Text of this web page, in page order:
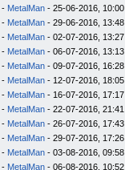
- MetalMan - 25-06-2016, 10:00
- MetalMan - 29-06-2016, 13:48
- MetalMan - 02-07-2016, 13:27
- MetalMan - 06-07-2016, 13:13
- MetalMan - 09-07-2016, 16:28
- MetalMan - 12-07-2016, 18:05
- MetalMan - 16-07-2016, 17:17
- MetalMan - 22-07-2016, 21:41
- MetalMan - 26-07-2016, 17:43
- MetalMan - 29-07-2016, 17:26
- MetalMan - 03-08-2016, 09:58
- MetalMan - 06-08-2016, 10:52